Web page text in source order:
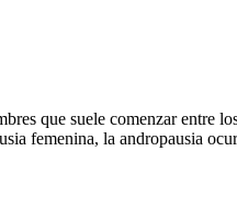
que suele comenzar entre
femenina, la andropausia